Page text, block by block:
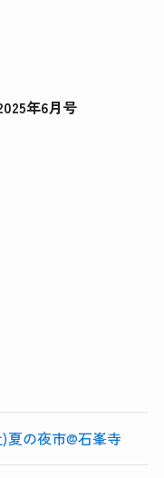
年6月号
)夏の夜市@石峯寺